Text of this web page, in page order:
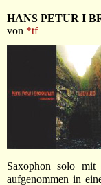
HANS PETUR I
von *tf
Saxophon solo mit
aufgenommen in